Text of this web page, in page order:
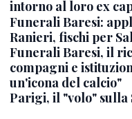
intorno al loro ex
Funerali Baresi:
Ranieri, fischi per
Funerali Baresi, il
compagni e
un'icona del calcio"
Parigi, il "volo" sulla